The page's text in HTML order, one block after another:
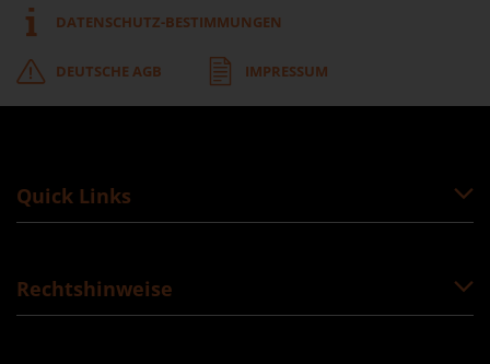
DATENSCHUTZ-BESTIMMUNGEN
DEUTSCHE AGB IMPRESSUM
Quick Links
Rechtshinweise